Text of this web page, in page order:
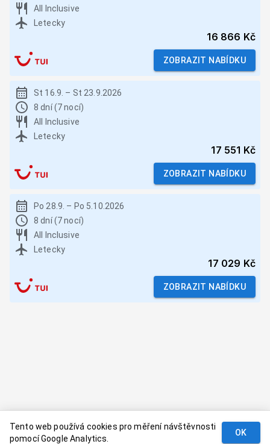
All Inclusive
Letecky
16 866 Kč
ZOBRAZIT NABÍDKU
St 16.9. – St 23.9.2026
8 dní (7 nocí)
All Inclusive
Letecky
17 551 Kč
ZOBRAZIT NABÍDKU
Po 28.9. – Po 5.10.2026
8 dní (7 nocí)
All Inclusive
Letecky
17 029 Kč
ZOBRAZIT NABÍDKU
Tento web používá cookies pro měření návštěvnosti
pomocí Google Analytics.
OK